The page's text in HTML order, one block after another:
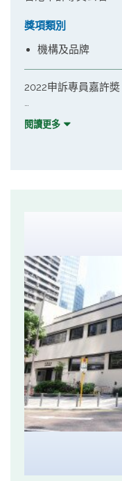
獎項類別
機構及品牌
2022申訴專員嘉許
該樓齡60年樓宇收到
未進行維修缺乏知識
完成維修感到高興，
修保養，職員懷著多
到大廈居民認同及讚
閱讀更多